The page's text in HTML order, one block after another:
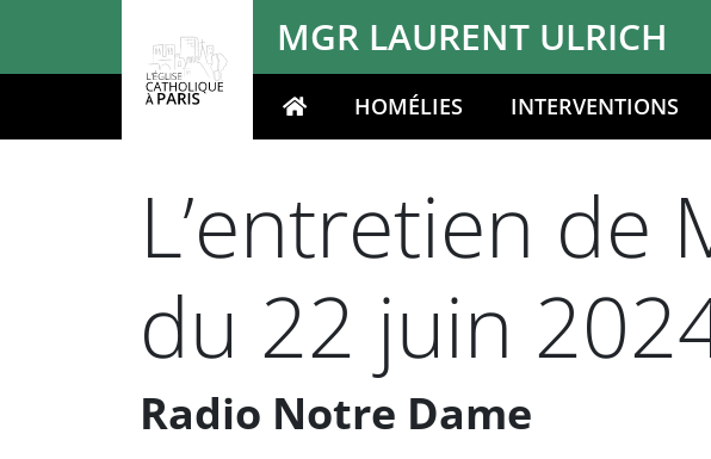
MGR LAURENT ULRICH
Votre rechercheHOMÉLIES INTERVENTIONS
L’entretien de
du 22 juin
Radio Notre Dame